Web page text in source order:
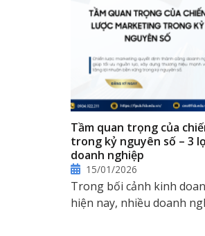
Tầm quan trọng của
trong kỷ nguyên số – 3
doanh nghiệp
15/01/2026
Trong bối cảnh kinh
hiện nay, nhiều doanh